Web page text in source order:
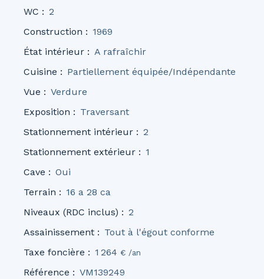
WC : 2
Construction : 1969
État intérieur : A rafraîchir
Cuisine : Partiellement équipée/Indépendante
Vue : Verdure
Exposition : Traversant
Stationnement intérieur : 2
Stationnement extérieur : 1
Cave : Oui
Terrain : 16 a 28 ca
Niveaux (RDC inclus) : 2
Assainissement : Tout à l'égout conforme
Taxe foncière : 1 264 € /an
Référence : VM139249